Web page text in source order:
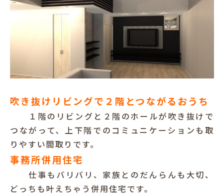
吹き抜けリビングで２階とつながるおうち
１階のリビングと２階のホールが吹き抜けで
つながって、上下階でのコミュニケーションも取
りやすい間取りです。
事務所併用住宅
仕事もバリバリ、家族とのだんらんも大切、
どっちも叶えちゃう併用住宅です。